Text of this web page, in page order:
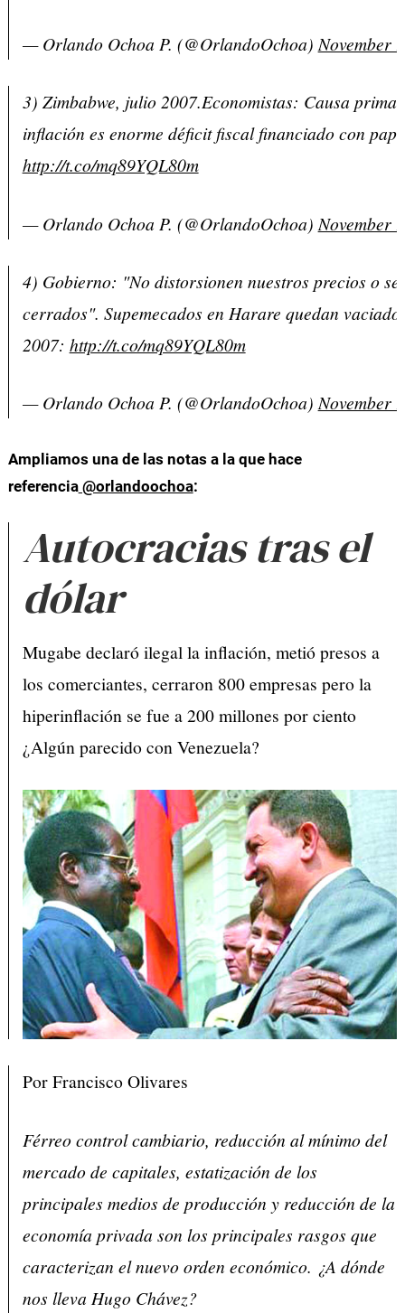
— Orlando Ochoa P. (@OrlandoOchoa) November
3) Zimbabwe, julio 2007.Economistas: Causa
inflación es enorme déficit fiscal financiado con
http://t.co/mq89YQL80m
— Orlando Ochoa P. (@OrlandoOchoa) November
4) Gobierno: "No distorsionen nuestros precios o
cerrados". Supemecados en Harare quedan
2007: http://t.co/mq89YQL80m
— Orlando Ochoa P. (@OrlandoOchoa)November
Ampliamos una de las notas a la que hace
referencia@orlandoochoa:
Autocracias tras el
dólar
Mugabe declaró ilegal la inflación, metió presos a
los comerciantes, cerraron 800 empresas pero la
hiperinflación se fue a 200 millones por ciento
¿Algún parecido con Venezuela?
Por Francisco Olivares
Férreo control cambiario, reducción al mínimo del
mercado de capitales, estatización de los
principales medios de producción y reducción de la
economía privada son los principales rasgos que
caracterizan el nuevo orden económico. ¿A dónde
nos lleva Hugo Chávez?